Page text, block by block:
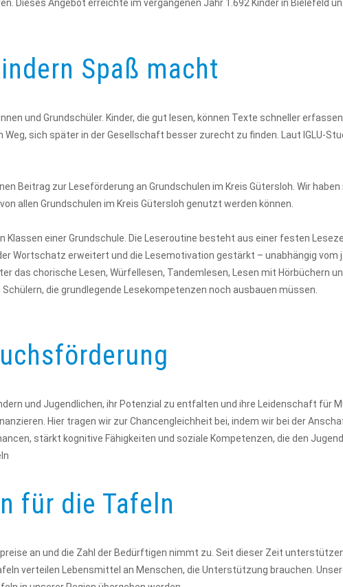
Dieses Angebot erreichte im vergangenen Jahr 1.692 Kinder in Bielefeld
Spaß macht
und Grundschüler. Kinder, die gut lesen, können Texte schneller
sich später in der Gesellschaft besser zurecht zu finden. Laut IGLU-
Beitrag zur Leseförderung an Grundschulen im Kreis Gütersloh. Wir
allen Grundschulen im Kreis Gütersloh genutzt werden können.
Klassen einer Grundschule. Die Leseroutine besteht aus einer festen
Wortschatz erweitert und die Lesemotivation gestärkt – unabhängig vom
das chorische Lesen, Würfellesen, Tandemlesen, Lesen mit Hörbüchern
die grundlegende Lesekompetenzen noch ausbauen müssen.
und Jugendlichen, ihr Potenzial zu entfalten und ihre Leidenschaft für
Hier tragen wir zur Chancengleichheit bei, indem wir bei der
stärkt kognitive Fähigkeiten und soziale Kompetenzen, die den
für die Tafeln
an und die Zahl der Bedürftigen nimmt zu. Seit dieser Zeit
verteilen Lebensmittel an Menschen, die Unterstützung brauchen.